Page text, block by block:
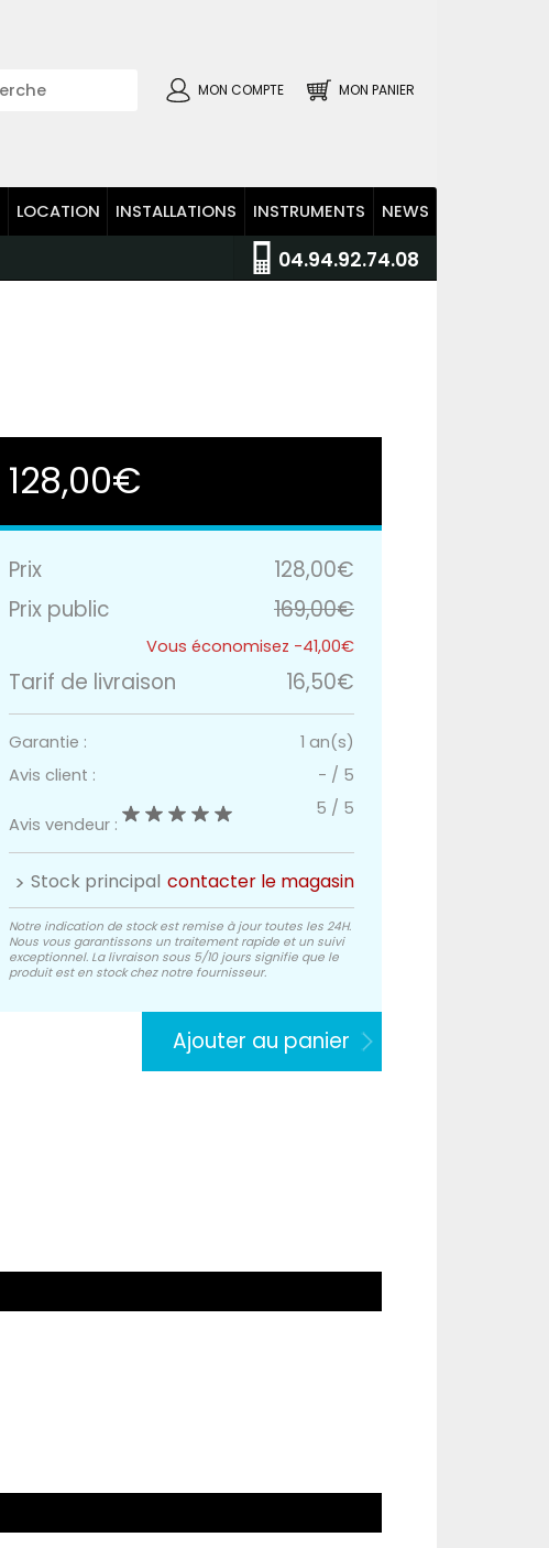
MON PANIER
MON COMPTE
LOCATION INSTALLATIONS INSTRUMENTS NEWS
04.94.92.74.08
128,00€
Prix
128,00€
Prix public
169,00€
-41,00€
Tarif de livraison 16,50€
Garantie :
1 an(s)
Avis client :
- / 5
Avis vendeur :
5 / 5
Stock principal contacter le magasin
Notre indication de stock est remise à jour toutes les 24H.
Nous vous garantissons un traitement rapide et un suivi
exceptionnel. La livraison sous 5/10 jours signifie que le
produit est en stock chez notre fournisseur.
Ajouter au panier